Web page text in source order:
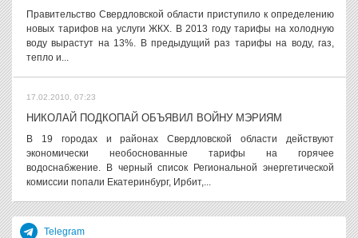
Правительство Свердловской области приступило к определению
новых тарифов на услуги ЖКХ. В 2013 году тарифы на холодную
воду вырастут на 13%. В предыдущий раз тарифы на воду, газ,
тепло и...
17.02.2010, 07:23
НИКОЛАЙ ПОДКОПАЙ ОБЪЯВИЛ ВОЙНУ МЭРИЯМ
В 19 городах и районах Свердловской области действуют
экономически необоснованные тарифы на горячее
водоснабжение. В черный список Региональной энергетической
комиссии попали Екатеринбург, Ирбит,...
Telegram